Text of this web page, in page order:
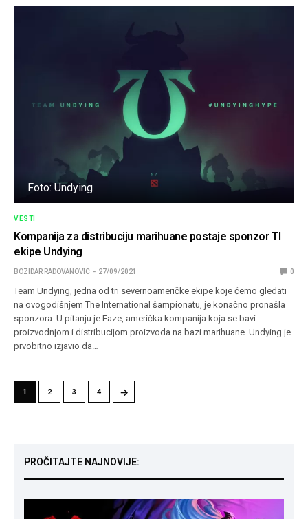
Foto: Undying
VESTI
Kompanija za distribuciju marihuane postaje sponzor TI
ekipe Undying
BOZIDAR RADOVANOVIC 27/09/2021 0
Team Undying, jedna od tri severnoameričke ekipe koje ćemo gledati
na ovogodišnjem The International šampionatu, je konačno pronašla
sponzora. U pitanju je Eaze, američka kompanija koja se bavi
proizvodnjom i distribucijom proizvoda na bazi marihuane. Undying je
prvobitno izjavio da…
1 2 3 4 →
PROČITAJTE NAJNOVIJE: